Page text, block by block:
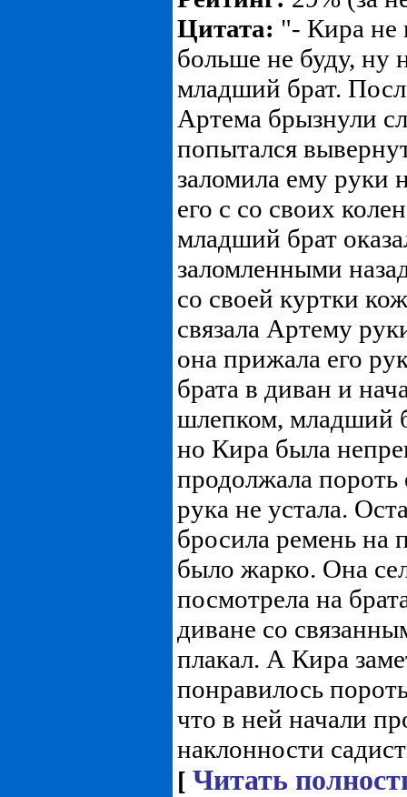
Цитата: "- Кира не
больше не буду, ну
младший брат.
Артема брызнули
попытался
заломила ему руки
его с со своих
младший брат
заломленными
со своей куртки
связала Артему
она прижала его
брата в диван и
шлепком, младший
но Кира была
продолжала пороть
рука не устала.
бросила ремень на
было жарко. Она
посмотрела на
диване со
плакал. А Кира
понравилось
что в ней начали
наклонности
[ Читать